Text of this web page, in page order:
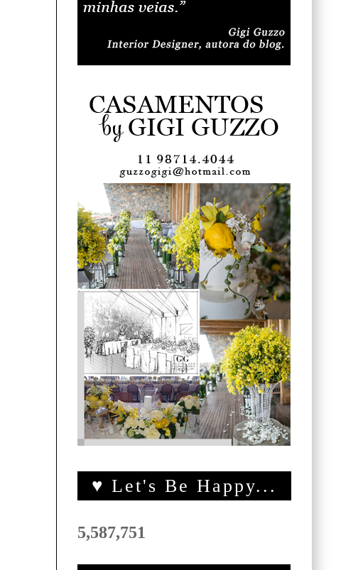
♥ Let's Be Happy...
5,587,751